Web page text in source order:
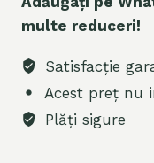
multe reduceri!
Satisfacție
Acest preț nu
Plăți sigure